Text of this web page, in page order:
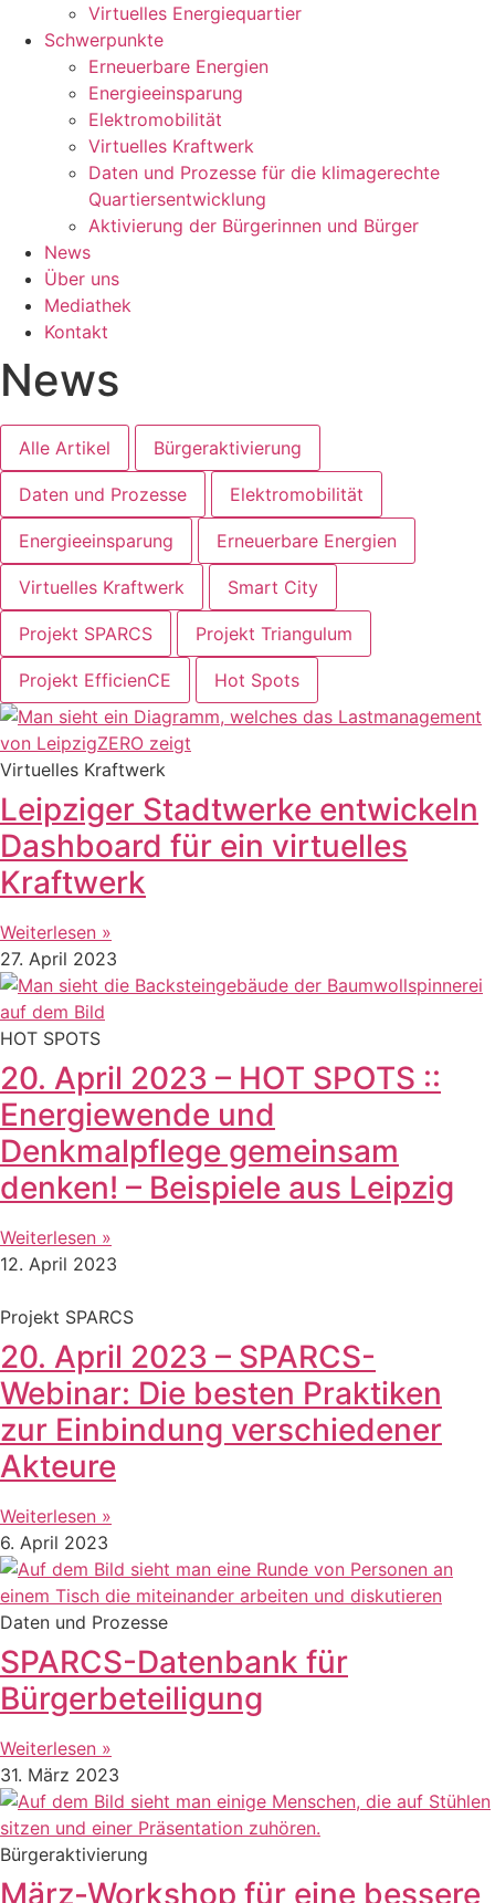
Virtuelles Energiequartier
Schwerpunkte
Erneuerbare Energien
Energieeinsparung
Elektromobilität
Virtuelles Kraftwerk
Daten und Prozesse für die klimagerechte
Quartiersentwicklung
Aktivierung der Bürgerinnen und Bürger
News
Über uns
Mediathek
Kontakt
News
Alle Artikel Bürgeraktivierung
Daten und Prozesse Elektromobilität
Energieeinsparung Erneuerbare Energien
Virtuelles Kraftwerk Smart City
Projekt SPARCS Projekt Triangulum
Projekt EfficienCE Hot Spots
Virtuelles Kraftwerk
Leipziger Stadtwerke entwickeln
Dashboard für ein virtuelles
Kraftwerk
Weiterlesen »
27. April 2023
HOT SPOTS
20. April 2023 – HOT SPOTS ::
Energiewende und
Denkmalpflege gemeinsam
denken! – Beispiele aus Leipzig
Weiterlesen »
12. April 2023
Projekt SPARCS
20. April 2023 – SPARCS-
Webinar: Die besten Praktiken
zur Einbindung verschiedener
Akteure
Weiterlesen »
6. April 2023
Daten und Prozesse
SPARCS-Datenbank für
Bürgerbeteiligung
Weiterlesen »
31. März 2023
Bürgeraktivierung
März-Workshop für eine bessere